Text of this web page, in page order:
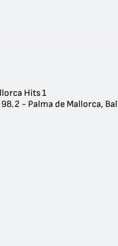
Hits 1
98.2 - Palma de Mallorca,